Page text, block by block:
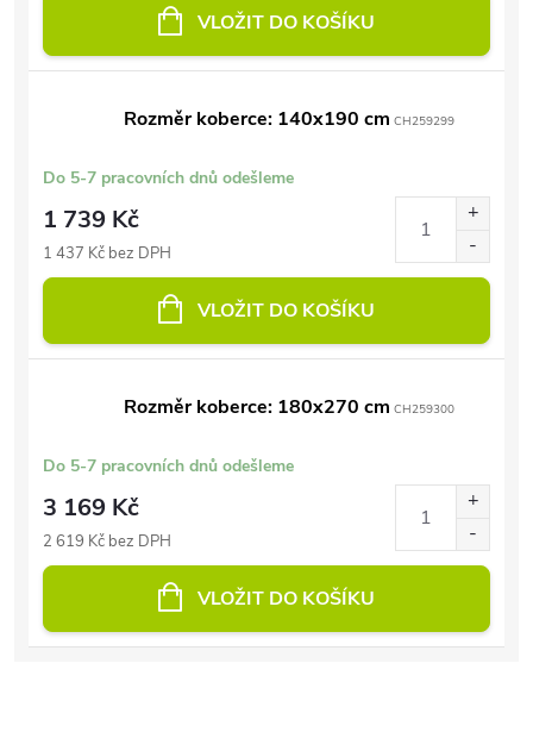
VLOŽIT DO KOŠÍKU
Rozměr koberce: 140x190 cm CH259299
Do 5-7 pracovních dnů odešleme
1 739 Kč
1 437 Kč bez DPH
VLOŽIT DO KOŠÍKU
Rozměr koberce: 180x270 cm CH259300
Do 5-7 pracovních dnů odešleme
3 169 Kč
2 619 Kč bez DPH
VLOŽIT DO KOŠÍKU